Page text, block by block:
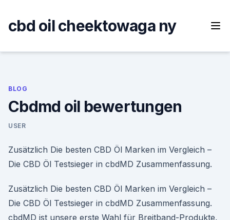
content
cbd oil cheektowaga ny
BLOG
Cbdmd oil bewertungen
USER
Zusätzlich Die besten CBD Öl Marken im Vergleich –
Die CBD Öl Testsieger in cbdMD Zusammenfassung.
Zusätzlich Die besten CBD Öl Marken im Vergleich –
Die CBD Öl Testsieger in cbdMD Zusammenfassung.
cbdMD ist unsere erste Wahl für Breitband-Produkte,